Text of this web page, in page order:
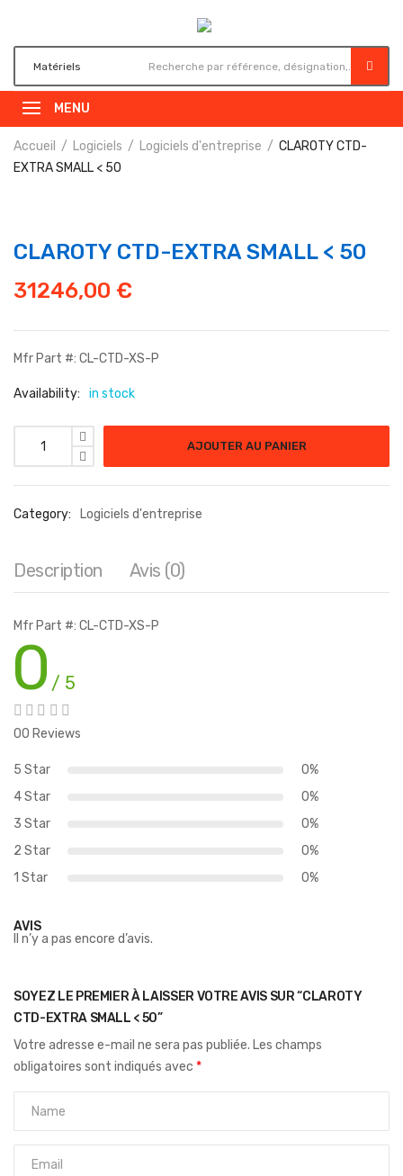
MENU
Accueil Logiciels Logiciels d'entreprise
CLAROTY CTD-
EXTRA SMALL < 50
CLAROTY CTD-EXTRA SMALL < 50
31246,00 €
Mfr Part #: CL-CTD-XS-P
Availability: in stock
quantité de CLAROTY CTD-EXTRA SMALL < 50
AJOUTER AU PANIER
Category: Logiciels d'entreprise
Description Avis (0)
Mfr Part #: CL-CTD-XS-P
0 / 5
00 Reviews
5 Star
0%
4 Star
0%
3 Star
0%
2 Star
0%
1 Star
0%
AVIS
Il n’y a pas encore d’avis.
SOYEZ LE PREMIER À LAISSER VOTRE AVIS SUR “CLAROTY
CTD-EXTRA SMALL < 50”
Votre adresse e-mail ne sera pas publiée. Les champs
obligatoires sont indiqués avec *